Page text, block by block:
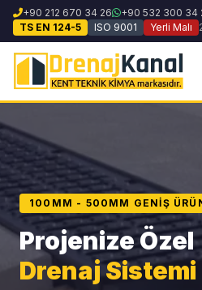
+90 212 670 34 26
+90 532 300 34
TS EN 124-5
ISO 9001 Yerli Malı
100MM - 500MM GENIŞ
Projenize Özel
Drenaj Sistemi